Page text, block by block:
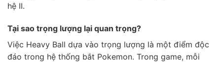
hệ II.
Tại sao trọng lượng lại quan trọng?
Việc Heavy Ball dựa vào trọng lượng là một điểm độc
đáo trong hệ thống bắt Pokemon. Trong game, mỗi